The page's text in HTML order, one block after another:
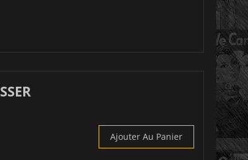
Ajouter Au Panier